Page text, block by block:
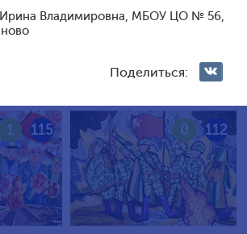
Ирина Владимировна, МБОУ ЦО № 56,
Поделиться:
Россия,
Мартый-оол Анчы-Белек
Шолбанович, 10 лет, Россия,
115
1 112
0